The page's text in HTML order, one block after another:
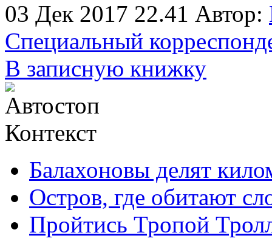
03 Дек 2017 22.41 Автор:
Специальный
В записную книжку
Контекст
Балахоновы делят
Остров, где обитают
Пройтись Тропой